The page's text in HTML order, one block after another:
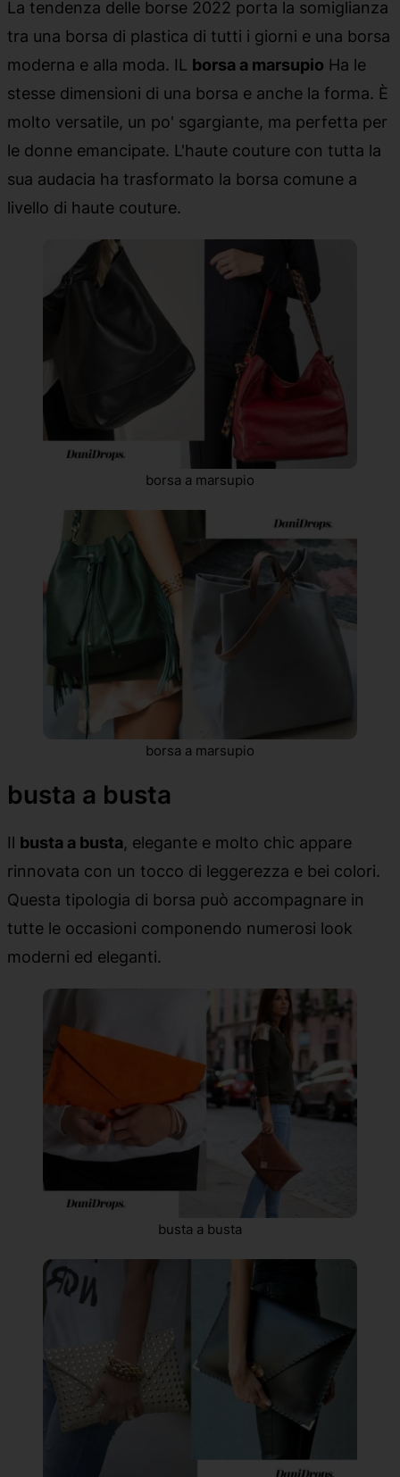
La tendenza delle borse 2022 porta la somiglianza
tra una borsa di plastica di tutti i giorni e una borsa
moderna e alla moda. IL borsa a marsupio Ha le
stesse dimensioni di una borsa e anche la forma. È
molto versatile, un po' sgargiante, ma perfetta per
le donne emancipate. L'haute couture con tutta la
sua audacia ha trasformato la borsa comune a
livello di haute couture.
borsa a marsupio
borsa a marsupio
busta a busta
Il busta a busta, elegante e molto chic appare
rinnovata con un tocco di leggerezza e bei colori.
Questa tipologia di borsa può accompagnare in
tutte le occasioni componendo numerosi look
moderni ed eleganti.
busta a busta